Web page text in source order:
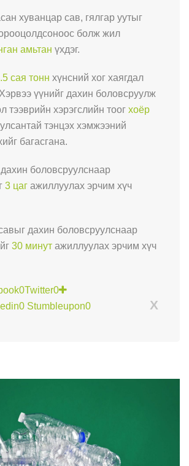
хуванцар сав, гялгар уутыг
болж жил
амьтан үхдэг.
сая тонн хүнсний хог хаягдал
үүнийг дахин боловсруулж
тээврийн хэрэгслийн тоог хоёр
тэнцэх хэмжээний
багасгана.
боловсруулснаар
3 цаг ажиллуулах эрчим хүч
дахин боловсруулснаар
30 минут ажиллуулах эрчим хүч
0Twitter0
X
0 Stumbleupon0